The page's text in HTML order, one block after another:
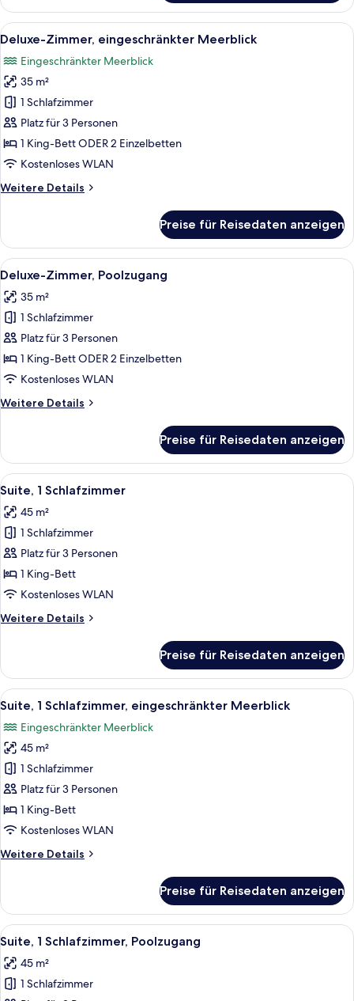
Zimmer,
Balkon
Alle
Fotos
für
Deluxe-
Zimmer,
eingeschränkter
Meerblick
anzeigen
Ein Balkon mit Meerblick, ein
7
Deluxe-Zimmer, eingeschränkter Meerblick
Eingeschränkter Meerblick
35 m²
1 Schlafzimmer
Platz für 3 Personen
1 King-Bett ODER 2 Einzelbetten
Kostenloses WLAN
Weitere Details
Weitere
Zimmer,
eingeschränkter
Meerblick
Preise für Reisedaten anzeigen
Alle
Fotos
für
Deluxe-
Zimmer,
Poolzugang
anzeigen
Ein modernes Hotel mit
9
Deluxe-Zimmer, Poolzugang
35 m²
1 Schlafzimmer
Platz für 3 Personen
1 King-Bett ODER 2 Einzelbetten
Kostenloses WLAN
Weitere Details
Weitere
Zimmer,
Poolzugang
Preise für Reisedaten anzeigen
Alle
Fotos
für
Suite,
1
Schlafzimmer
anzeigen
Ein modernes Hotelzimmer mit Bett,
9
Suite, 1 Schlafzimmer
45 m²
1 Schlafzimmer
Platz für 3 Personen
1 King-Bett
Kostenloses WLAN
Weitere Details
Weitere
1
Schlafzimmer
Preise für Reisedaten anzeigen
Alle
Fotos
für
Suite,
Schlafzimmer,
eingeschränkter
Meerblick
Ein Balkon mit Meerblick, ein
7
Suite, 1 Schlafzimmer, eingeschränkter Meerblick
Eingeschränkter Meerblick
45 m²
1 Schlafzimmer
Platz für 3 Personen
1 King-Bett
Kostenloses WLAN
Weitere Details
Weitere
1
Schlafzimmer,
eingeschränkter
Preise für Reisedaten anzeigen
Alle
Fotos
für
Suite,
Ein modernes Hotel mit Poolbereich,
8
Suite, 1 Schlafzimmer, Poolzugang
45 m²
1 Schlafzimmer